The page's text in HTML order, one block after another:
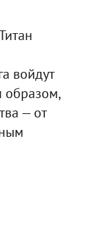
войдут
образом,
— от